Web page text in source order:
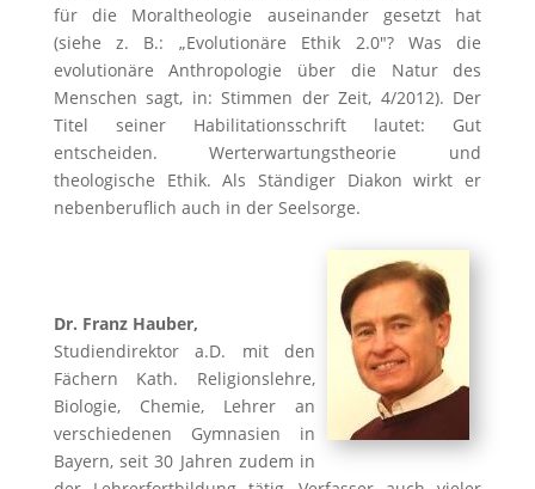
für die Moraltheologie auseinander gesetzt hat
(siehe z. B.: „Evolutionäre Ethik 2.0″? Was die
evolutionäre Anthropologie über die Natur des
Menschen sagt, in: Stimmen der Zeit, 4/2012). Der
Titel seiner Habilitationsschrift lautet: Gut
entscheiden. Werterwartungstheorie und
theologische Ethik. Als Ständiger Diakon wirkt er
nebenberuflich auch in der Seelsorge.
Dr. Franz Hauber,
Studiendirektor a.D. mit den
Fächern Kath. Religionslehre,
Biologie, Chemie, Lehrer an
verschiedenen Gymnasien in
Bayern, seit 30 Jahren zudem in